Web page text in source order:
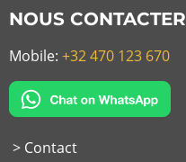
NOUS CONTACTER
Mobile: +32 470 123 670
> Contact